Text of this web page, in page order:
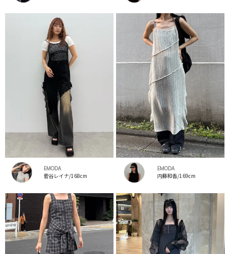
EMODA
菅谷レイナ/168cm
EMODA
内藤和香/169cm